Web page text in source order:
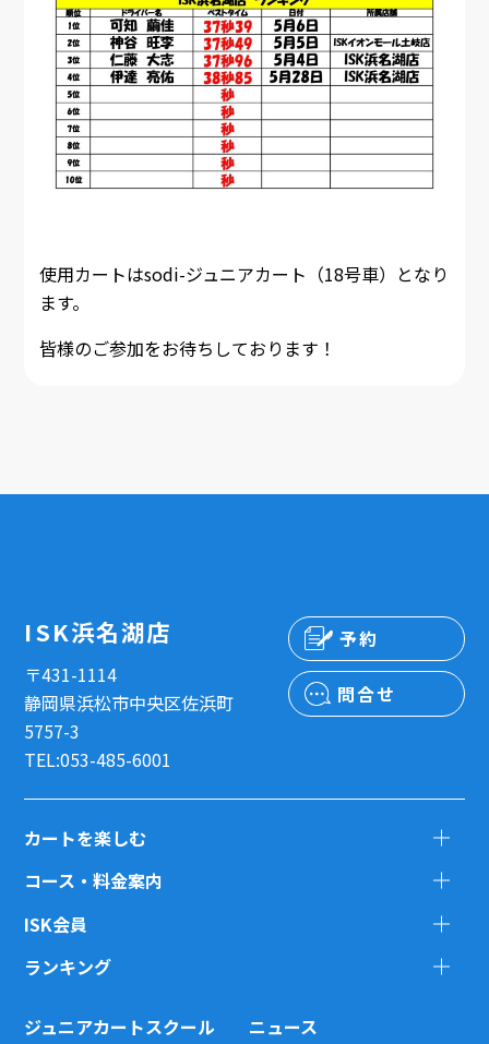
使用カートはsodi-ジュニアカート（18号車）となり
ます。
皆様のご参加をお待ちしております！
ISK浜名湖店
〒431-1114
静岡県浜松市中央区佐浜町
5757-3
TEL:053-485-6001
予約
問合せ
カートを楽しむ
コース・料金案内
ISK会員
ランキング
ジュニアカートスクール ニュース